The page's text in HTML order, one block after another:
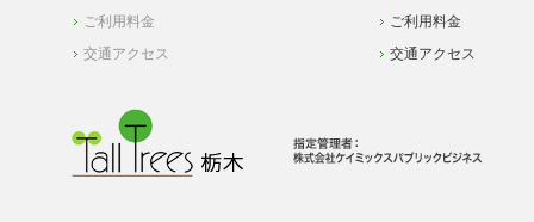
ご利用料金
交通アクセス
ご利用料金
交通アクセス